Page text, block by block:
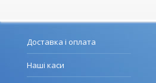
Доставка і оплата
Наші каси